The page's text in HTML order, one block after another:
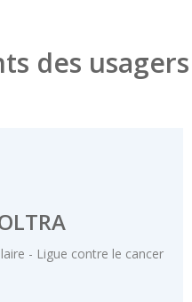
des usagers
- Ligue contre le cancer